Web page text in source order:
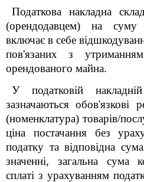
Податкова накладна
(орендодавцем) на
включає в себе
пов'язаних з
орендованого майна.
У податковій
зазначаються обов'язкові
(номенклатура) товарів/
ціна постачання без
податку та відповідна
значенні, загальна сума
сплаті з урахуванням